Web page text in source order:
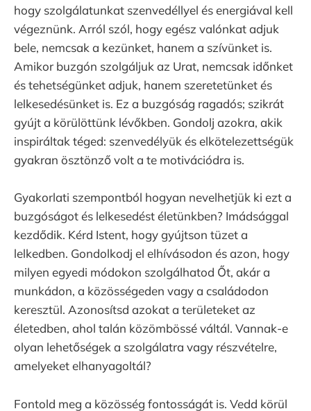
hogy szolgálatunkat szenvedéllyel és energiával kell
végeznünk. Arról szól, hogy egész valónkat adjuk
bele, nemcsak a kezünket, hanem a szívünket is.
Amikor buzgón szolgáljuk az Urat, nemcsak időnket
és tehetségünket adjuk, hanem szeretetünket és
lelkesedésünket is. Ez a buzgóság ragadós; szikrát
gyújt a körülöttünk lévőkben. Gondolj azokra, akik
inspiráltak téged: szenvedélyük és elkötelezettségük
gyakran ösztönző volt a te motivációdra is.
Gyakorlati szempontból hogyan nevelhetjük ki ezt a
buzgóságot és lelkesedést életünkben? Imádsággal
kezdődik. Kérd Istent, hogy gyújtson tüzet a
lelkedben. Gondolkodj el elhívásodon és azon, hogy
milyen egyedi módokon szolgálhatod Őt, akár a
munkádon, a közösségeden vagy a családodon
keresztül. Azonosítsd azokat a területeket az
életedben, ahol talán közömbössé váltál. Vannak-e
olyan lehetőségek a szolgálatra vagy részvételre,
amelyeket elhanyagoltál?
Fontold meg a közösség fontosságát is. Vedd körül